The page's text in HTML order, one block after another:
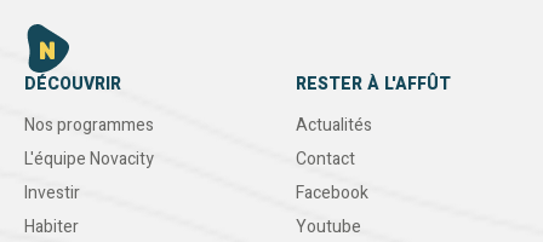
DÉCOUVRIR
Nos programmes
L'équipe Novacity
Investir
Habiter
RESTER À L'AFFÛT
Actualités
Contact
Facebook
Youtube